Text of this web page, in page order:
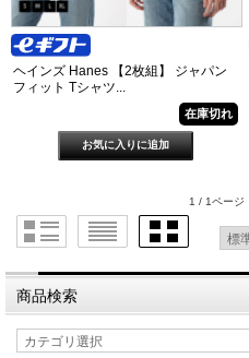
ヘインズ Hanes 【2枚組】 ジャパン
フィット Tシャツ...
在庫切れ
1 / 1ページ
商品検索